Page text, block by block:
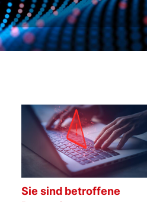
Sie sind betroffene